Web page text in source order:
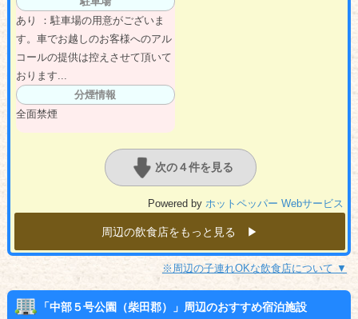
あり ：駐車場の用意がございま
す。車でお越しのお客様へのアル
コールの提供は控えさせて頂いて
おります...
分煙情報
全面禁煙
次の４件を見る
Powered byホットペッパー Webサービス
周辺の飲食店をもっと見る ▶︎
※周辺の子連れOKな飲食店について ▼
「中部５号公園（柴田郡）」周辺のおすすめ宿泊施設